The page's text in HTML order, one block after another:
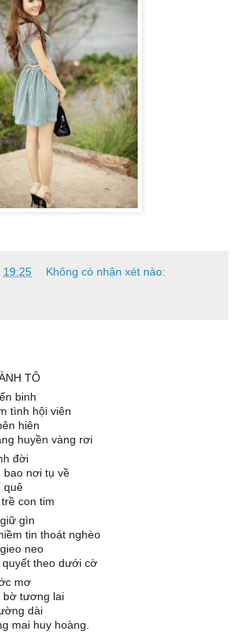
19:25 Không có nhận xét nào:
TÔ
binh
tình hội viên
hiên
huyền vàng rơi
đời
nơi tụ về
quê
con tim
gìn
tin thoát nghèo
neo
theo dưới cờ
mơ
bờ tương lai
dài
mai huy hoàng.